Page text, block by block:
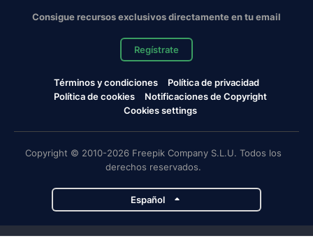
Consigue recursos exclusivos directamente en tu email
Regístrate
Términos y condiciones
Política de privacidad
Política de cookies
Notificaciones de Copyright
Cookies settings
Copyright © 2010-2026 Freepik Company S.L.U. Todos los
derechos reservados.
Español